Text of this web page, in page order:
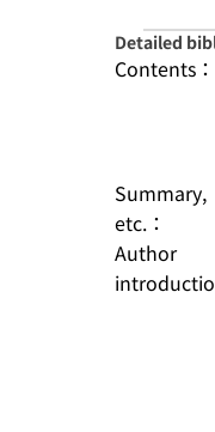
Detailed
Contents：
Summary,
etc.：
Author